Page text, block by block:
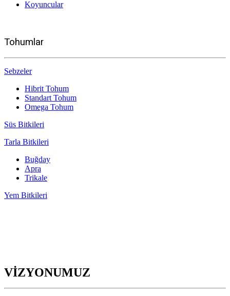
Koyuncular
Tohumlar
Sebzeler
Hibrit Tohum
Standart Tohum
Omega Tohum
Süs Bitkileri
Tarla Bitkileri
Buğday
Apra
Trikale
Yem Bitkileri
VİZYONUMUZ